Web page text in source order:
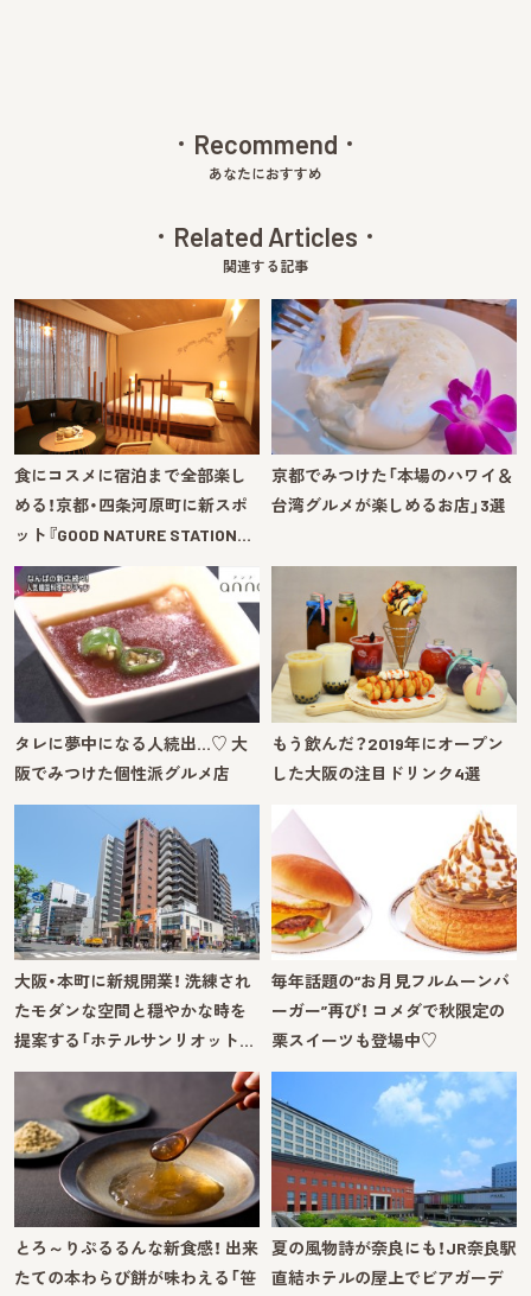
Recommend
あなたにおすすめ
Related Articles
関連する記事
食にコスメに宿泊まで全部楽し
める！京都・四条河原町に新スポ
ット『GOOD NATURE STATION…
京都でみつけた「本場のハワイ＆
台湾グルメが楽しめるお店」3選
タレに夢中になる人続出…♡ 大
阪でみつけた個性派グルメ店
もう飲んだ？2019年にオープン
した大阪の注目ドリンク4選
大阪・本町に新規開業！ 洗練され
たモダンな空間と穏やかな時を
提案する「ホテルサンリオット…
毎年話題の“お月見フルムーンバ
ーガー”再び！ コメダで秋限定の
栗スイーツも登場中♡
とろ～りぷるるんな新食感！ 出来
たての本わらび餅が味わえる「笹
夏の風物詩が奈良にも！JR奈良駅
直結ホテルの屋上でビアガーデ